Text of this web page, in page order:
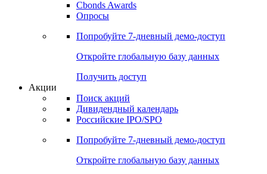
Cbonds Awards
Опросы
Попробуйте 7-дневный демо-доступ
Откройте глобальную базу данных
Получить доступ
Акции
Поиск акций
Дивидендный календарь
Российские IPO/SPO
Попробуйте 7-дневный демо-доступ
Откройте глобальную базу данных